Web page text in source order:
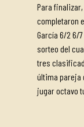
Para finalizar,
completaron
García 6/2 6/
sorteo del
tres
última pareja
jugar octavo